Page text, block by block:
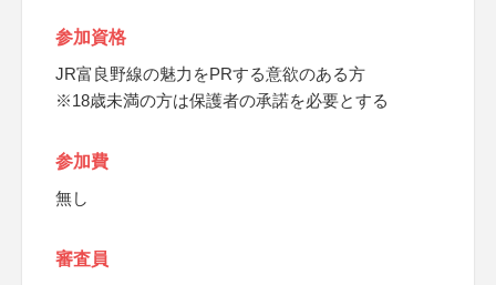
参加資格
JR富良野線の魅力をPRする意欲のある方
※18歳未満の方は保護者の承諾を必要とする
参加費
無し
審査員